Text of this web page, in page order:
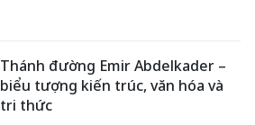
Thánh đường Emir Abdelkader –
biểu tượng kiến trúc, văn hóa và
tri thức